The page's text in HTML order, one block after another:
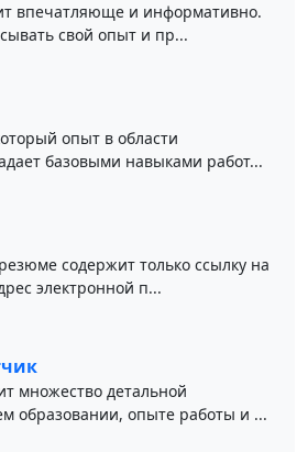
впечатляюще и информативно.
свой опыт и пр...
опыт в области
базовыми навыками работ...
содержит только ссылку на
электронной п...
множество детальной
образовании, опыте работы и ...